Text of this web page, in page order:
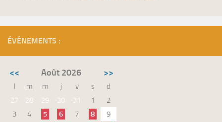
ÉVÉNEMENTS :
<< Août 2026 >>
l m m j v s
d
27
28 29 30 31 1
2
3
4 5 6 7 8
9